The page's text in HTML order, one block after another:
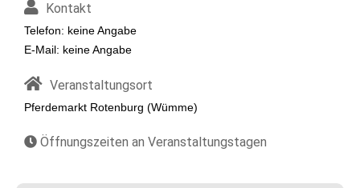
Kontakt
Telefon: keine Angabe
E-Mail: keine Angabe
Veranstaltungsort
Pferdemarkt Rotenburg (Wümme)
Öffnungszeiten an Veranstaltungstagen